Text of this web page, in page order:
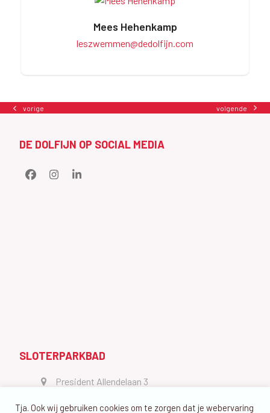
Mees Hehenkamp
leszwemmen@dedolfijn.com
previous
vorige
next
volgende
DE DOLFIJN OP SOCIAL MEDIA
FacebookInstagramLinkedIn
SLOTERPARKBAD
President Allendelaan 3
vragen@dedolfijn.com
Tja. Ook wij gebruiken cookies om te zorgen dat je webervaring